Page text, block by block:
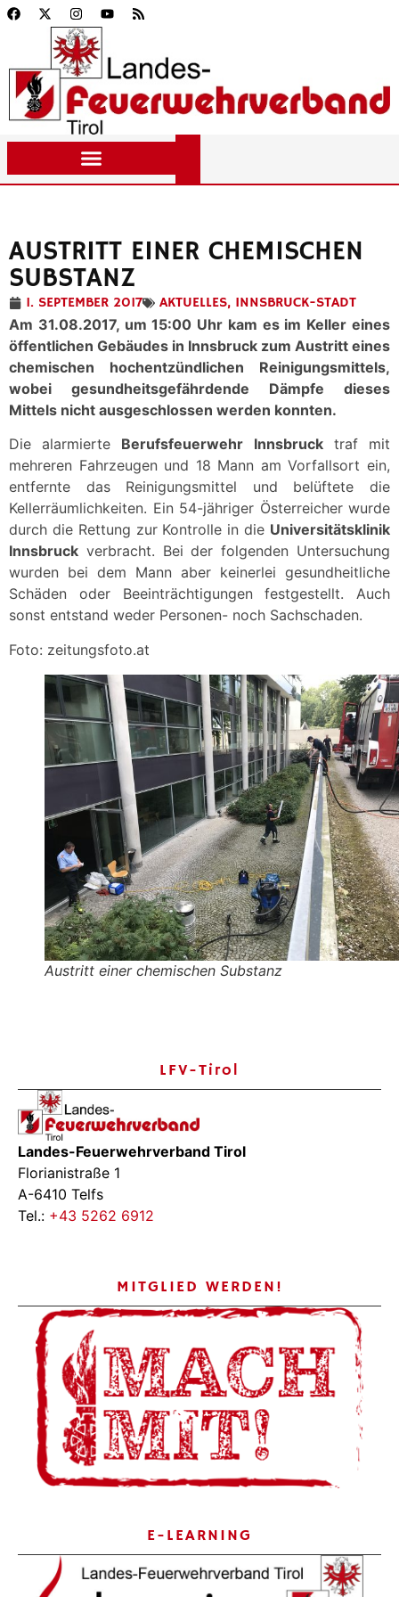
AUSTRITT EINER CHEMISCHEN
SUBSTANZ
1. SEPTEMBER 2017 AKTUELLES, INNSBRUCK-STADT
Am 31.08.2017, um 15:00 Uhr kam es im Keller eines
öffentlichen Gebäudes in Innsbruck zum Austritt eines
chemischen hochentzündlichen Reinigungsmittels,
wobei gesundheitsgefährdende Dämpfe dieses
Mittels nicht ausgeschlossen werden konnten.
Die alarmierte Berufsfeuerwehr Innsbrucktraf mit
mehreren Fahrzeugen und 18 Mann am Vorfallsort ein,
entfernte das Reinigungsmittel und belüftete die
Kellerräumlichkeiten. Ein 54-jähriger Österreicher wurde
durch die Rettung zur Kontrolle in die Universitätsklinik
Innsbruck verbracht. Bei der folgenden Untersuchung
wurden bei dem Mann aber keinerlei gesundheitliche
Schäden oder Beeinträchtigungen festgestellt. Auch
sonst entstand weder Personen- noch Sachschaden.
Foto: zeitungsfoto.at
Austritt einer chemischen Substanz
LFV-Tirol
Landes-Feuerwehrverband Tirol
Florianistraße 1
A-6410 Telfs
Tel.: +43 5262 6912
MITGLIED WERDEN!
E-LEARNING